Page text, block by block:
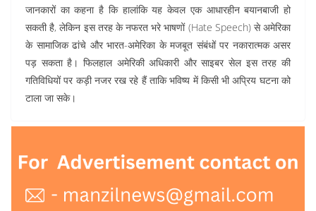
जानकारों का कहना है कि हालांकि यह केवल एक आधारहीन बयानबाजी हो
सकती है, लेकिन इस तरह के नफरत भरे भाषणों (Hate Speech) से अमेरिका
के सामाजिक ढांचे और भारत-अमेरिका के मजबूत संबंधों पर नकारात्मक असर
पड़ सकता है। फिलहाल अमेरिकी अधिकारी और साइबर सेल इस तरह की
गतिविधियों पर कड़ी नजर रख रहे हैं ताकि भविष्य में किसी भी अप्रिय घटना को
टाला जा सके।